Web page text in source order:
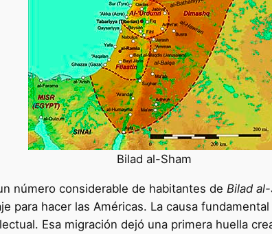
Bilad al-Sham
número considerable de habitantes de Bilad
para hacer las Américas. La causa
Esa migración dejó una primera huella